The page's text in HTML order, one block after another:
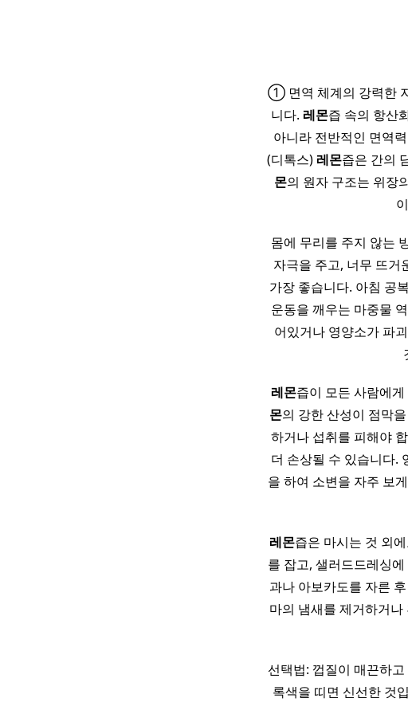
① 면역 체계의 강력한
니다. 레몬즙 속의 항산
아니라 전반적인 면역
(디톡스) 레몬즙은 간의
몬의 원자 구조는 위장
몸에 무리를 주지 않는
자극을 주고, 너무 뜨거
가장 좋습니다. 아침 공
운동을 깨우는 마중물
어있거나 영양소가 파
레몬즙이 모든 사람에
몬의 강한 산성이 점막
하거나 섭취를 피해야
더 손상될 수 있습니다.
을 하여 소변을 자주 보
레몬즙은 마시는 것 외
를 잡고, 샐러드드레싱
과나 아보카도를 자른 후
마의 냄새를 제거하거
선택법: 껍질이 매끈하
록색을 띠면 신선한 것